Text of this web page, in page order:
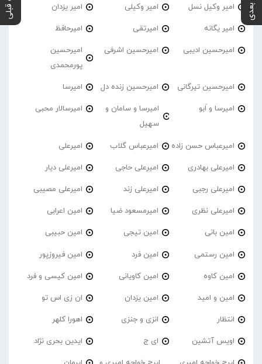
امیر وکیل نسل امیر وکیلی امیر یزدان
امیر یگانه امیرتقی امیرحافظ
امیرحسین ادیبی امیرحسین اشرفی
امیرحسین
پورمحمدی
امیرحسین تیرگانی امیرحسین زنده دل امیرسا
امیرسا و اَبو
امیرسا و سامان و
سهیل
امیرسالار محبی
امیرعباس حسن زاده امیرعباس گلاب امیرعلی
امیرعلی بهادری امیرعلی حاجی امیرعلی دیار
امیرعلی رجبی امیرعلی زند امیرعلی مصیبی
امیرعلی نظری امیرمسعود ضیا امین اعرابی
امین بانی امین تیجی امین حبیبی
امین رستمی امین فرد امین فیروزپور
امین کاوه امین کاویانی امین کیسی و فرد
امین و امید امین یزدان ان زی اس تو
انتظار انزی و جنزی اهورا کلهر
اویس آتشین ای ج ایدین بحری نژاد